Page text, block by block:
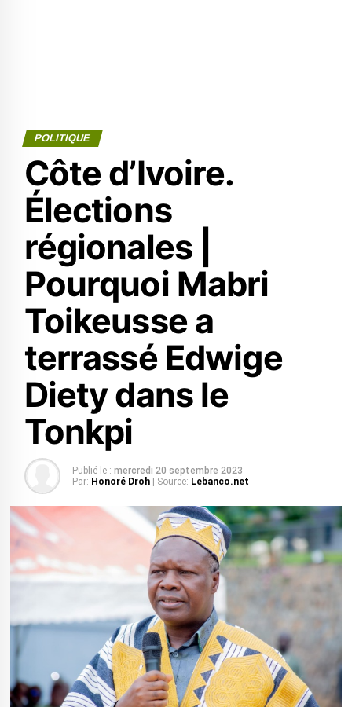
POLITIQUE
Côte d’Ivoire.
Élections
régionales |
Pourquoi Mabri
Toikeusse a
terrassé Edwige
Diety dans le
Tonkpi
Publié le : mercredi 20 septembre 2023
Par: Honoré Droh | Source: Lebanco.net